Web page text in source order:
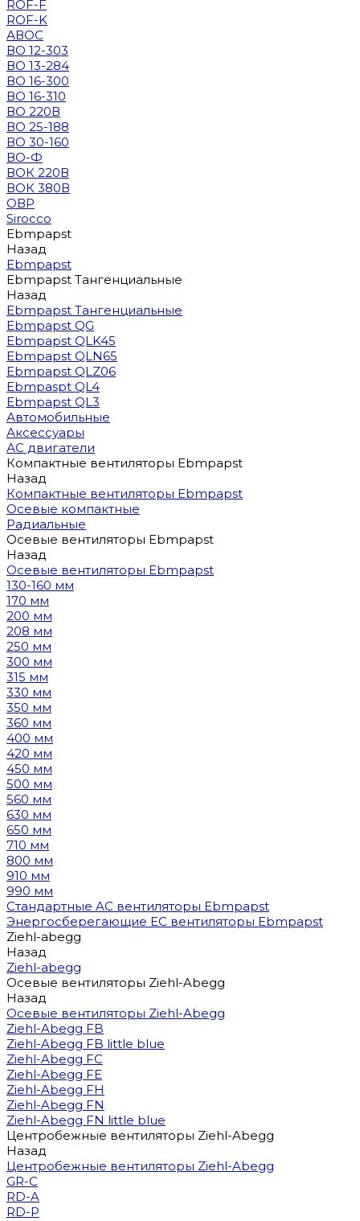
ROF-F
ROF-K
АВОС
ВО 12-303
ВО 13-284
ВО 16-300
ВО 16-310
ВО 220В
ВО 25-188
ВО 30-160
ВО-Ф
ВОК 220В
ВОК 380В
ОВР
Sirocco
Ebmpapst
Назад
Ebmpapst
Ebmpapst Тангенциальные
Назад
Ebmpapst Тангенциальные
Ebmpapst QG
Ebmpapst QLK45
Ebmpapst QLN65
Ebmpapst QLZ06
Ebmpaspt QL4
Ebmpapst QL3
Автомобильные
Аксессуары
АС двигатели
Компактные вентиляторы Ebmpapst
Назад
Компактные вентиляторы Ebmpapst
Осевые компактные
Радиальные
Осевые вентиляторы Ebmpapst
Назад
Осевые вентиляторы Ebmpapst
130-160 мм
170 мм
200 мм
208 мм
250 мм
300 мм
315 мм
330 мм
350 мм
360 мм
400 мм
420 мм
450 мм
500 мм
560 мм
630 мм
650 мм
710 мм
800 мм
910 мм
990 мм
Стандартные AC вентиляторы Ebmpapst
Энергосберегающие EC вентиляторы Ebmpapst
Ziehl-abegg
Назад
Ziehl-abegg
Осевые вентиляторы Ziehl-Abegg
Назад
Осевые вентиляторы Ziehl-Abegg
Ziehl-Abegg FB
Ziehl-Abegg FB little blue
Ziehl-Abegg FC
Ziehl-Abegg FE
Ziehl-Abegg FH
Ziehl-Abegg FN
Ziehl-Abegg FN little blue
Центробежные вентиляторы Ziehl-Abegg
Назад
Центробежные вентиляторы Ziehl-Abegg
GR-C
RD-A
RD-P